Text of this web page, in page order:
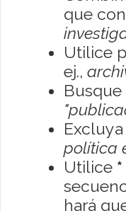
que
Utilice
ej.,
política
Utilice *
hará